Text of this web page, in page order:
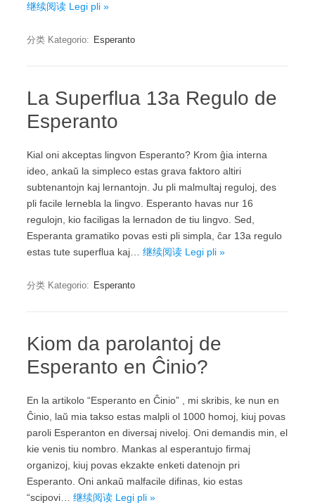
继续阅读 Legi pli »
分类 Kategorio: Esperanto
La Superflua 13a Regulo de
Esperanto
Kial oni akceptas lingvon Esperanto? Krom ĝia interna
ideo, ankaŭ la simpleco estas grava faktoro altiri
subtenantojn kaj lernantojn. Ju pli malmultaj reguloj, des
pli facile lernebla la lingvo. Esperanto havas nur 16
regulojn, kio faciligas la lernadon de tiu lingvo. Sed,
Esperanta gramatiko povas esti pli simpla, ĉar 13a regulo
estas tute superflua kaj… 继续阅读 Legi pli »
分类 Kategorio: Esperanto
Kiom da parolantoj de
Esperanto en Ĉinio?
En la artikolo “Esperanto en Ĉinio” , mi skribis, ke nun en
Ĉinio, laŭ mia takso estas malpli ol 1000 homoj, kiuj povas
paroli Esperanton en diversaj niveloj. Oni demandis min, el
kie venis tiu nombro. Mankas al esperantujo firmaj
organizoj, kiuj povas ekzakte enketi datenojn pri
Esperanto. Oni ankaŭ malfacile difinas, kio estas
“scipovi… 继续阅读 Legi pli »